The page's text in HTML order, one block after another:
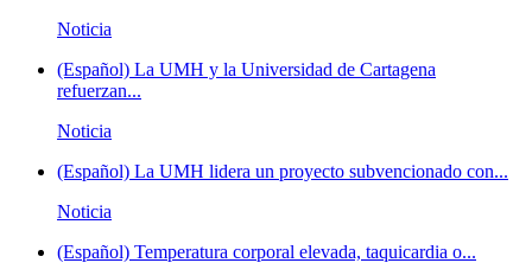
Noticia
(Español) La UMH y la Universidad de Cartagena
refuerzan...
Noticia
(Español) La UMH lidera un proyecto subvencionado con...
Noticia
(Español) Temperatura corporal elevada, taquicardia o...